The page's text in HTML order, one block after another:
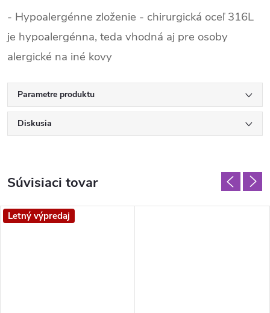
- Hypoalergénne zloženie - chirurgická oceľ 316L
je hypoalergénna, teda vhodná aj pre osoby
alergické na iné kovy
Parametre produktu
Diskusia
Súvisiaci tovar
Letný výpredaj